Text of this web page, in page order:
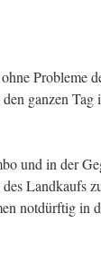
Pro­bleme
ganzen
und in der
Land­kaufs
notdürftig in